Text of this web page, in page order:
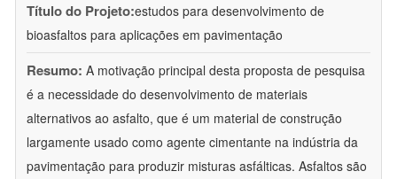
Título do Projeto:estudos para desenvolvimento de
bioasfaltos para aplicações em pavimentação
Resumo: A motivação principal desta proposta de pesquisa
é a necessidade do desenvolvimento de materiais
alternativos ao asfalto, que é um material de construção
largamente usado como agente cimentante na indústria da
pavimentação para produzir misturas asfálticas. Asfaltos são